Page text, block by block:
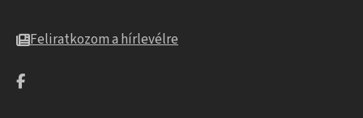
Feliratkozom a hírlevélre